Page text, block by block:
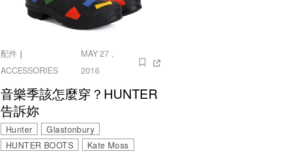
配件｜
ACCESSORIES
MAY 27 ,
2016
音樂季該怎麼穿？HUNTER
告訴妳
Hunter
Glastonbury
HUNTER BOOTS
Kate Moss